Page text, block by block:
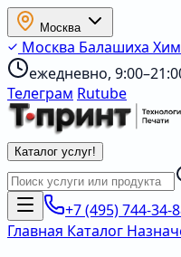
Москва
Москва Балашиха
ежедневно,
Телеграм Rutube
Каталог услуг!
+7 (495) 744-34-
Главная Каталог